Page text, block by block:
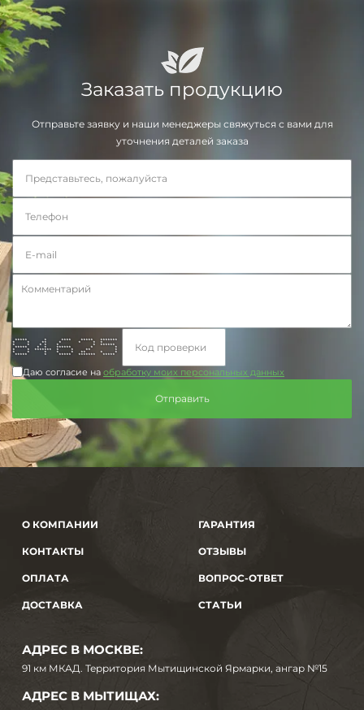
Заказать продукцию
Отправьте заявку и наши менеджеры свяжуться с вами для
уточнения деталей заказа
***** * **** ***** *******
* * ** * * * *
* * * * * * ******
***** * * ****** * *
* * ******* * * ** *
* * * * * ** * *
***** * ***** ******* *****
Даю согласие на обработку моих персональных данных
О КОМПАНИИ
КОНТАКТЫ
ОПЛАТА
ДОСТАВКА
ГАРАНТИЯ
ОТЗЫВЫ
ВОПРОС-ОТВЕТ
СТАТЬИ
АДРЕС В МОСКВЕ:
91 км МКАД. Территория Мытищинской Ярмарки, ангар №15
АДРЕС В МЫТИЩАХ: